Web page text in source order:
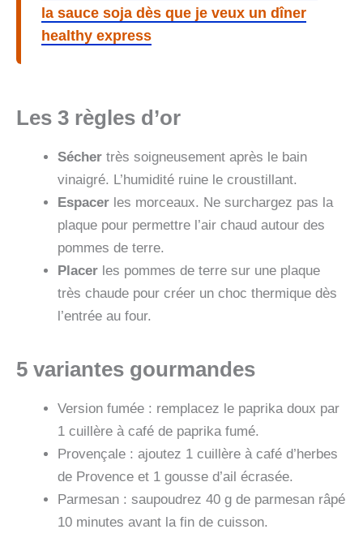
la sauce soja dès que je veux un dîner
healthy express
Les 3 règles d’or
Sécher très soigneusement après le bain
vinaigré. L’humidité ruine le croustillant.
Espacer les morceaux. Ne surchargez pas la
plaque pour permettre l’air chaud autour des
pommes de terre.
Placer les pommes de terre sur une plaque
très chaude pour créer un choc thermique dès
l’entrée au four.
5 variantes gourmandes
Version fumée : remplacez le paprika doux par
1 cuillère à café de paprika fumé.
Provençale : ajoutez 1 cuillère à café d’herbes
de Provence et 1 gousse d’ail écrasée.
Parmesan : saupoudrez 40 g de parmesan râpé
10 minutes avant la fin de cuisson.